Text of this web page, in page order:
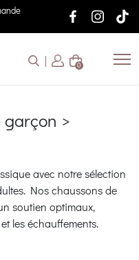
0
garçon >
avec notre sélection
Nos chaussons de
soutien optimaux,
les échauffements.